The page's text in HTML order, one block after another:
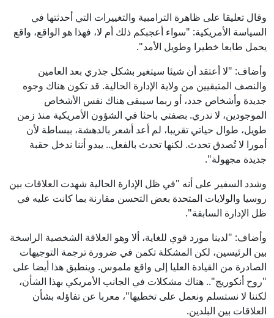
وقال تعليقا على ظاهرة الترامبية والتغييرات التي أحدثتها في
السياسة الأمريكية: "سواء أعجبكم ذلك أم لا، فهذا هو الواقع، واقع
يحمل طابعا خطيرا وطويل الأمد".
وأضاف: "لا أعتقد أن شيئا سيتغير بشكل جذري بعد العامين
والنصف المتبقيين من ولاية الإدارة الحالية. قد تكون هناك وجوه
جديدة وأشخاص جدد، أو ربما سيبقى هناك نفس الأشخاص
الموجودين، لا ندري. بصفتي باحثا في الشؤون الأمريكية منذ زمن
طويل، طوال حياتي تقريبا، لم أعد أشعر بالدهشة، ببساطة لأن
أمورا لا تُصدق تحدث. لكنها تحدث بالفعل.. يبدو أننا ندخل حقبة
جديدة مجهولة".
وشدد السفير على أنه "في ظل الإدارة الحالية شهدت العلاقات بين
روسيا والولايات المتحدة بعض التحسن مقارنة بما كانت عليه في
ظل الإدارة السابقة".
وأضاف: "لدينا مورد قوي للغاية، ألا وهو العلاقة الشخصية الراسخة
بين الرئيسين، لكن المشكلة تكمن في ضرورة ترجمة التوجيهات
الصادرة من القيادة العليا إلى واقع ملموس. وينطبق هذا أيضا على
"روح أنكوريج".. هناك مشكلات في الجانب الأمريكي بهذا الشأن،
لكننا لا نستسلم ونعمل على تخطيها"، معربا عن تفاؤله بشأن
العلاقات بين البلدين.